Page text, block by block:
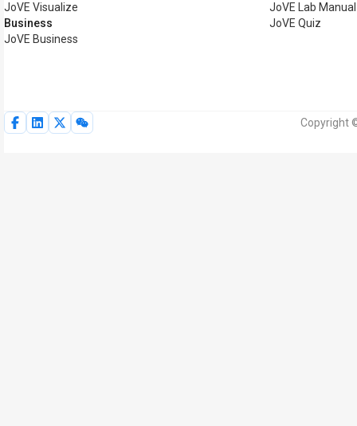
JoVE Visualize
Business
JoVE Business
JoVE Lab Manual
JoVE Quiz
Copyright